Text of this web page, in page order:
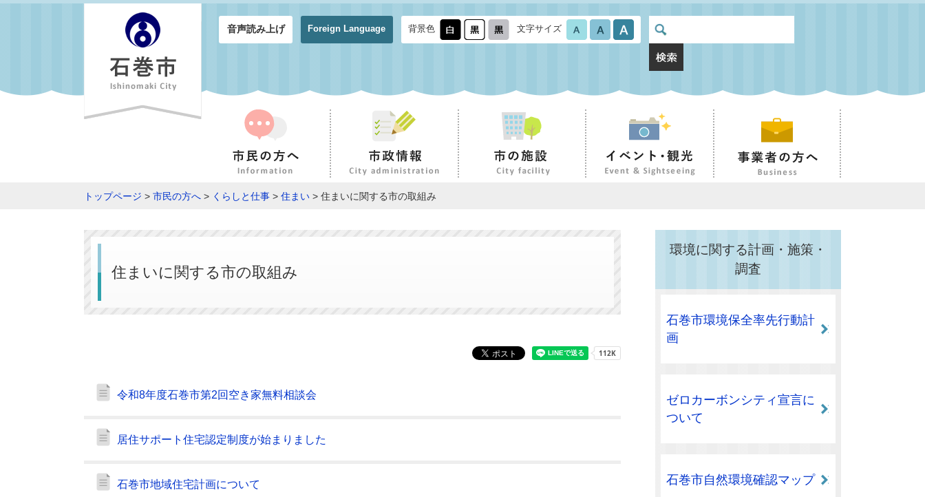
音声読み上げ Foreign Language 背景色 文字サイズ
トップページ > 市民の方へ > くらしと仕事 > 住まい > 住まいに関する市の取組み
住まいに関する市の取組み
令和8年度石巻市第2回空き家無料相談会
居住サポート住宅認定制度が始まりました
石巻市地域住宅計画について
環境に関する計画・施策・
調査
石巻市環境保全率先行動計
画
ゼロカーボンシティ宣言に
ついて
石巻市自然環境確認マップ